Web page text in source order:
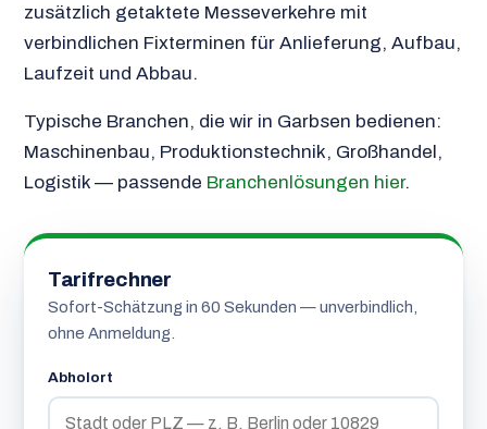
zusätzlich getaktete Messeverkehre mit
verbindlichen Fixterminen für Anlieferung, Aufbau,
Laufzeit und Abbau.
Typische Branchen, die wir in Garbsen bedienen:
Maschinenbau, Produktionstechnik, Großhandel,
Logistik — passende Branchenlösungen hier.
Tarifrechner
Sofort-Schätzung in 60 Sekunden — unverbindlich,
ohne Anmeldung.
Abholort